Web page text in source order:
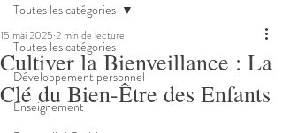
Toutes les catégories
Développement personnel
Enseignement
Toutes les catégories
Cultiver la Bienveillance : La
Clé du Bien-Être des Enfants
15 mai 2025 2 min de lecture